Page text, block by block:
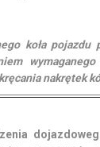
koła pojazdu
nakrętek